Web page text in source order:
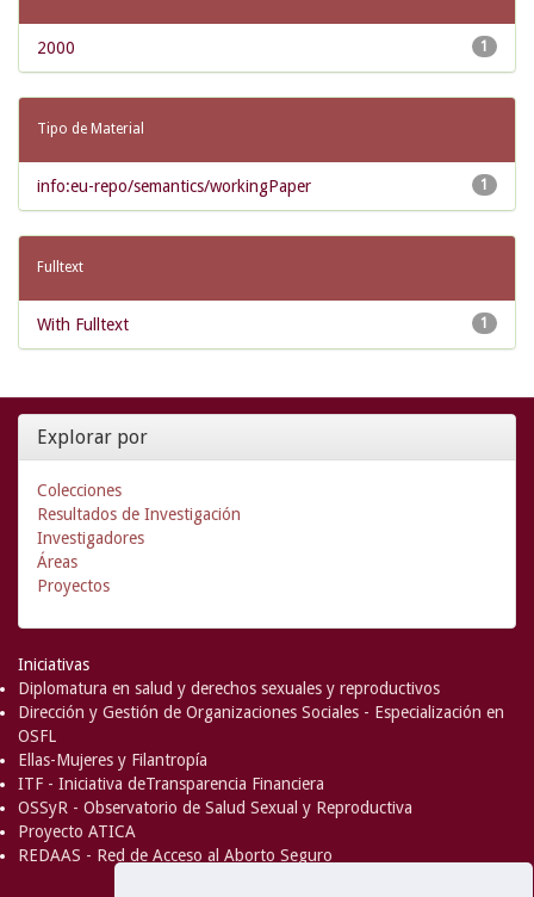
1
2000
Tipo de Material
1
info:eu-repo/semantics/workingPaper
Fulltext
1
With Fulltext
Explorar por
Colecciones
Resultados de Investigación
Investigadores
Áreas
Proyectos
Iniciativas
Diplomatura en salud y derechos sexuales y reproductivos
Dirección y Gestión de Organizaciones Sociales - Especialización en
OSFL
Ellas-Mujeres y Filantropía
ITF - Iniciativa deTransparencia Financiera
OSSyR - Observatorio de Salud Sexual y Reproductiva
Proyecto ATICA
REDAAS - Red de Acceso al Aborto Seguro